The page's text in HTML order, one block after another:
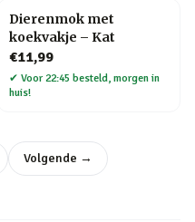
Dierenmok met
koekvakje – Kat
€11,99
✔ Voor 22:45 besteld, morgen in
huis!
Volgende →